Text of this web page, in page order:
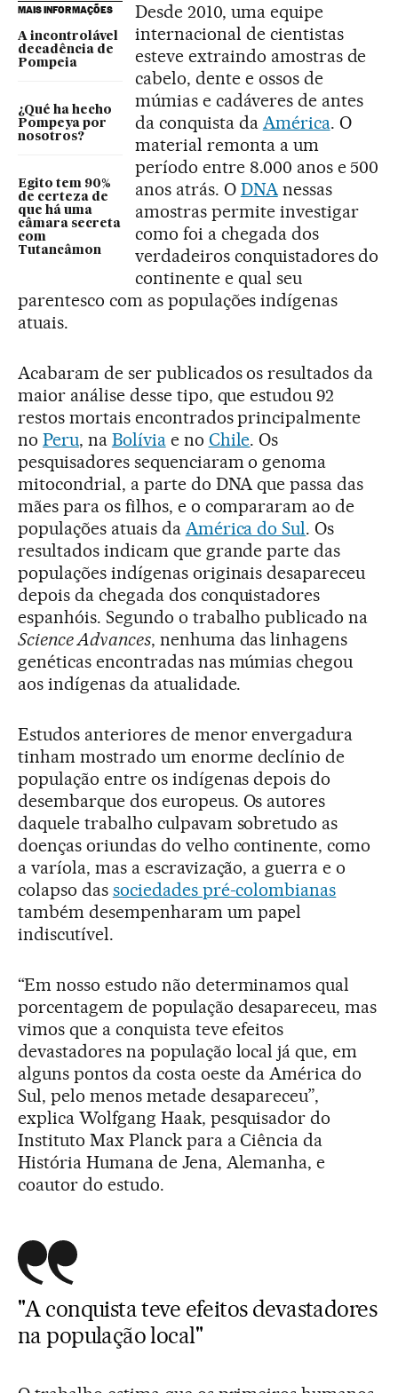
MAIS INFORMAÇÕES
A incontrolável
decadência de
Pompeia
¿Qué ha hecho
Pompeya por
nosotros?
Egito tem 90%
de certeza de
que há uma
câmara secreta
com
Tutancâmon
Desde 2010, uma equipe
internacional de cientistas
esteve extraindo amostras de
cabelo, dente e ossos de
múmias e cadáveres de antes
da conquista da América. O
material remonta a um
período entre 8.000 anos e 500
anos atrás. O DNAnessas
amostras permite investigar
como foi a chegada dos
verdadeiros conquistadores do
continente e qual seu
parentesco com as populações indígenas
atuais.
Acabaram de ser publicados os resultados da
maior análise desse tipo, que estudou 92
restos mortais encontrados principalmente
no Peru, na Bolíviae no Chile. Os
pesquisadores sequenciaram o genoma
mitocondrial, a parte do DNA que passa das
mães para os filhos, e o compararam ao de
populações atuais da América do Sul. Os
resultados indicam que grande parte das
populações indígenas originais desapareceu
depois da chegada dos conquistadores
espanhóis. Segundo o trabalho publicado na
Science Advances, nenhuma das linhagens
genéticas encontradas nas múmias chegou
aos indígenas da atualidade.
Estudos anteriores de menor envergadura
tinham mostrado um enorme declínio de
população entre os indígenas depois do
desembarque dos europeus. Os autores
daquele trabalho culpavam sobretudo as
doenças oriundas do velho continente, como
a varíola, mas a escravização, a guerra e o
colapso das sociedades pré-colombianas
também desempenharam um papel
indiscutível.
“Em nosso estudo não determinamos qual
porcentagem de população desapareceu, mas
vimos que a conquista teve efeitos
devastadores na população local já que, em
alguns pontos da costa oeste da América do
Sul, pelo menos metade desapareceu”,
explica Wolfgang Haak, pesquisador do
Instituto Max Planck para a Ciência da
História Humana de Jena, Alemanha, e
coautor do estudo.
"A conquista teve efeitos devastadores
na população local"